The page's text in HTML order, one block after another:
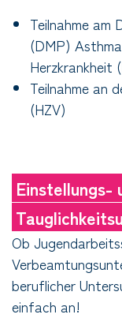
Teilnahme am
(DMP)
Herzkrankheit
Teilnahme an
(HZV)
Einstellungs-
Ob
beruflicher
einfach an!